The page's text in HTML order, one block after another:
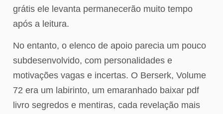
grátis ele levanta permanecerão muito tempo
após a leitura.
No entanto, o elenco de apoio parecia um pouco
subdesenvolvido, com personalidades e
motivações vagas e incertas. O Berserk, Volume
72 era um labirinto, um emaranhado baixar pdf
livro segredos e mentiras, cada revelação mais